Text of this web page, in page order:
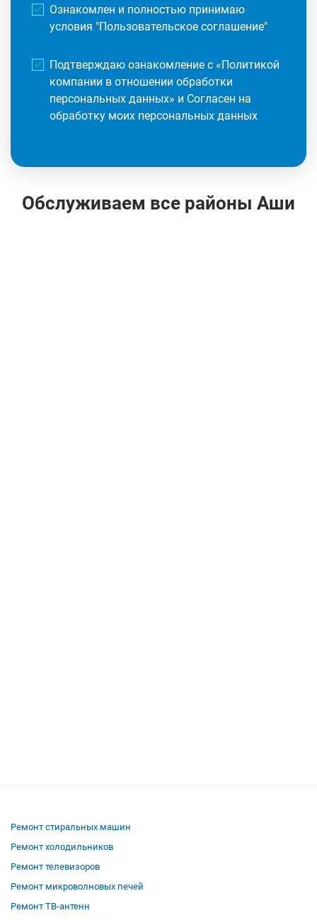
Ознакомлен и полностью принимаю
условия "Пользовательское соглашение"
Подтверждаю ознакомление с «Политикой
компании в отношении обработки
персональных данных» и Согласен на
обработку моих персональных данных
Обслуживаем все районы Аши
Ремонт стиральных машин
Ремонт холодильников
Ремонт телевизоров
Ремонт микроволновых печей
Ремонт ТВ-антенн